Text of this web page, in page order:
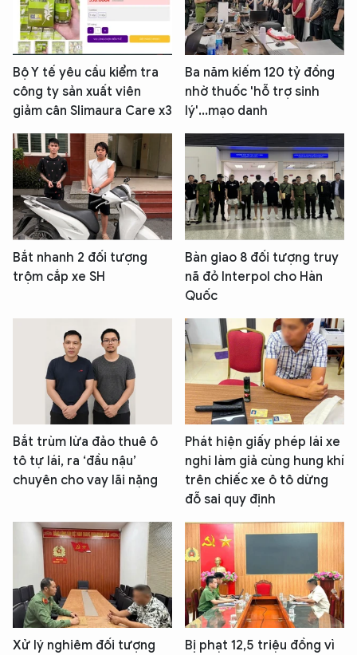
Bộ Y tế yêu cầu kiểm tra
công ty sản xuất viên
giảm cân Slimaura Care x3
Ba năm kiếm 120 tỷ đồng
nhờ thuốc 'hỗ trợ sinh
lý'...mạo danh
Bắt nhanh 2 đối tượng
trộm cắp xe SH
Bàn giao 8 đối tượng truy
nã đỏ Interpol cho Hàn
Quốc
Bắt trùm lừa đảo thuê ô
tô tự lái, ra ‘đầu nậu’
chuyên cho vay lãi nặng
Phát hiện giấy phép lái xe
nghi làm giả cùng hung khí
trên chiếc xe ô tô dừng
đỗ sai quy định
Xử lý nghiêm đối tượng
Bị phạt 12,5 triệu đồng vì